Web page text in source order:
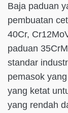
Baja paduan
pembuatan
40Cr,
paduan
standar
pemasok
yang ketat
yang rendah